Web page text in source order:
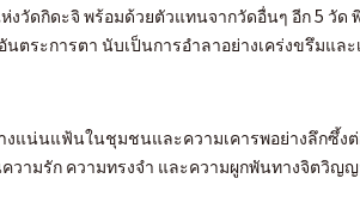
งวัดกิดะจิ พร้อมด้วยตัวแทนจากวัดอื่นๆ อีก 5 วัด
ตระการตา นับเป็นการอำลาอย่างเคร่งขรึมแล
แน่นแฟ้นในชุมชนและความเคารพอย่างลึกซึ้ง
วามรัก ความทรงจำ และความผูกพันทางจิตวิญ